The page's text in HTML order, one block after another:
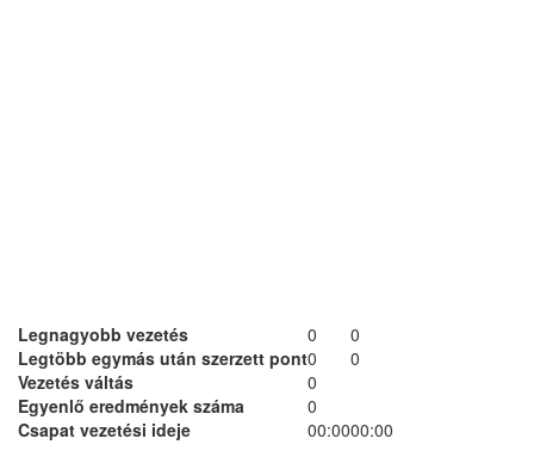
Legnagyobb vezetés 0
0
Legtöbb egymás után szerzett pont0
0
Vezetés váltás
0
Egyenlő eredmények száma
0
Csapat vezetési ideje
00:0000:00